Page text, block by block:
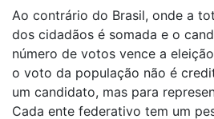
Ao contrário do Brasil, onde a
dos cidadãos é somada e o
número de votos vence a
o voto da população não é
um candidato, mas para
Cada ente federativo tem um